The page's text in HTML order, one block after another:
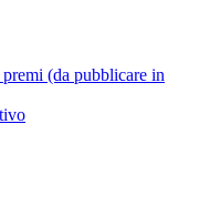
(da pubblicare in